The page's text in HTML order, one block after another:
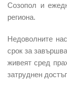
Созопол и
региона.
Недоволните
срок за
живеят сред
затруднен